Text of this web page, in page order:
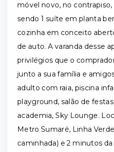
móvel novo, no
sendo 1 suíte em planta
cozinha em conceito
de auto. A varanda desse
privilégios que o
junto a sua família e
adulto com raia, piscina
playground, salão de
academia, Sky Lounge.
Metro Sumaré, Linha
caminhada) e 2 minutos